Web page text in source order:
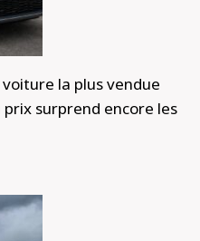
la plus vendue
surprend encore les